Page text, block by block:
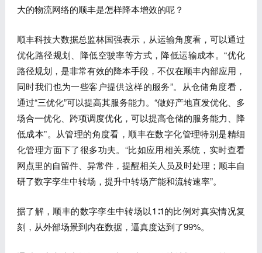
大的物流网络的顺丰是怎样降本增效的呢？
顺丰科技大数据总监林国强表示，从运输角度看，可以通过
优化路径规划、降低空驶率等方式，降低运输成本。“优化
路径规划，是非常有效的降本手段，不仅在顺丰内部应用，
同时我们也为一些客户提供这样的服务”。从仓储角度看，
通过“三优化”可以提高其服务能力。“做好产地直发优化、多
场合一优化、跨项调度优化，可以提高仓储的服务能力、降
低成本”。从管理的角度看，顺丰在数字化管理特别是精细
化管理方面下了很多功夫。“比如应用相关系统，实时查看
网点里的自留件、异常件，提醒相关人员及时处理；顺丰自
研了数字孪生中转场，提升中转场产能和流转速率”。
据了解，顺丰的数字孪生中转场以1∶1的比例对真实情况复
刻，从外部场景到内在数据，逼真度达到了99%。